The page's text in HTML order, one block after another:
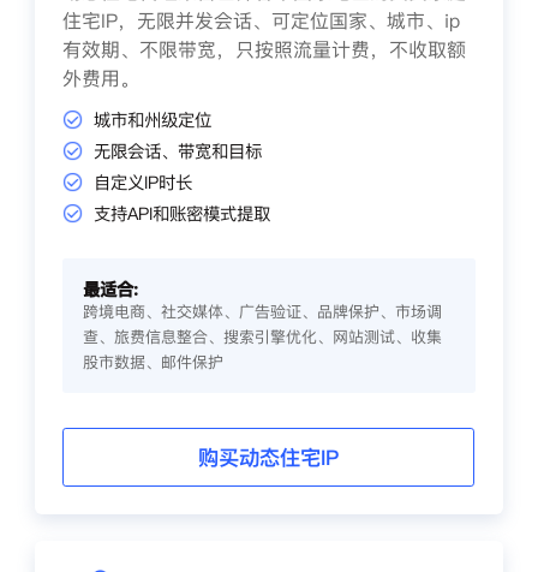
住宅IP，无限并发会话、可定位国家、城市、ip
有效期、不限带宽，只按照流量计费，不收取额
外费用。
城市和州级定位
无限会话、带宽和目标
自定义IP时长
支持API和账密模式提取
最适合:
跨境电商、社交媒体、广告验证、品牌保护、市场调
查、旅费信息整合、搜索引擎优化、网站测试、收集
股市数据、邮件保护
购买动态住宅IP